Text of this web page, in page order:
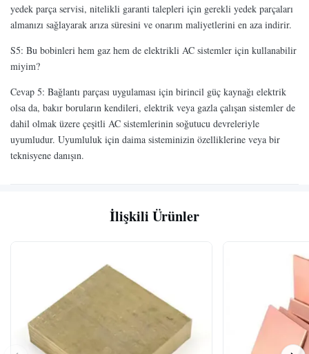
yedek parça servisi, nitelikli garanti talepleri için gerekli yedek parçaları
almanızı sağlayarak arıza süresini ve onarım maliyetlerini en aza indirir.
S5: Bu bobinleri hem gaz hem de elektrikli AC sistemler için kullanabilir
miyim?
Cevap 5: Bağlantı parçası uygulaması için birincil güç kaynağı elektrik
olsa da, bakır boruların kendileri, elektrik veya gazla çalışan sistemler de
dahil olmak üzere çeşitli AC sistemlerinin soğutucu devreleriyle
uyumludur. Uyumluluk için daima sisteminizin özelliklerine veya bir
teknisyene danışın.
İlişkili Ürünler